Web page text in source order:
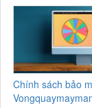
Chính sách bảo